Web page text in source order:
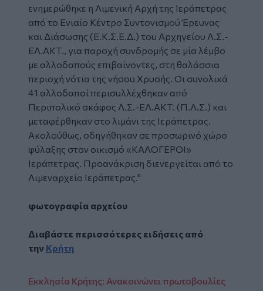
ενημερώθηκε η Λιμενική Αρχή της Ιεράπετρας
από το Ενιαίο Κέντρο Συντονισμού Έρευνας
και Διάσωσης (Ε.Κ.Σ.Ε.Δ.) του Αρχηγείου Λ.Σ.-
ΕΛ.ΑΚΤ., για παροχή συνδρομής σε μία λέμβο
με αλλοδαπούς επιβαίνοντες, στη θαλάσσια
περιοχή νότια της νήσου Χρυσής. Οι συνολικά
41 αλλοδαποί περισυλλέχθηκαν από
Περιπολικό σκάφος Λ.Σ.-ΕΛ.ΑΚΤ. (Π.Λ.Σ.) και
μεταφέρθηκαν στο λιμάνι της Ιεράπετρας.
Ακολούθως, οδηγήθηκαν σε προσωρινό χώρο
φύλαξης στον οικισμό «ΚΑΛΟΓΕΡΟΙ»
Ιεράπετρας. Προανάκριση διενεργείται από το
Λιμεναρχείο Ιεράπετρας."
φωτογραφία αρχείου
Διαβάστε περισσότερες ειδήσεις από
την Κρήτη
Εκκλησία Κρήτης: Ανακοινώνει πρωτοβουλίες